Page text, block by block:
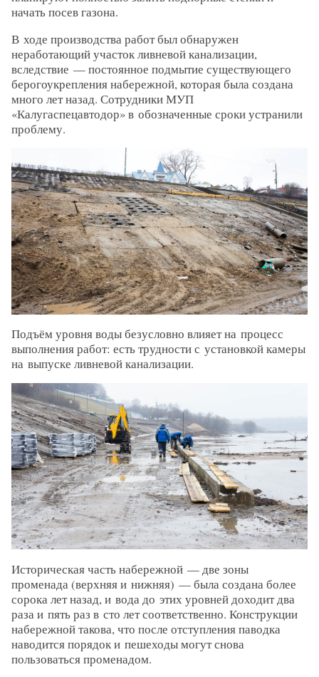
начать посев газона.
В ходе производства работ был обнаружен
неработающий участок ливневой канализации,
вследствие — постоянное подмытие существующего
берогоукрепления набережной, которая была создана
много лет назад. Сотрудники МУП
«Калугаспецавтодор» в обозначенные сроки устранили
проблему.
Подъём уровня воды безусловно влияет на процесс
выполнения работ: есть трудности с установкой камеры
на выпуске ливневой канализации.
Историческая часть набережной — две зоны
променада (верхняя и нижняя) — была создана более
сорока лет назад, и вода до этих уровней доходит два
раза и пять раз в сто лет соответственно. Конструкции
набережной такова, что после отступления паводка
наводится порядок и пешеходы могут снова
пользоваться променадом.